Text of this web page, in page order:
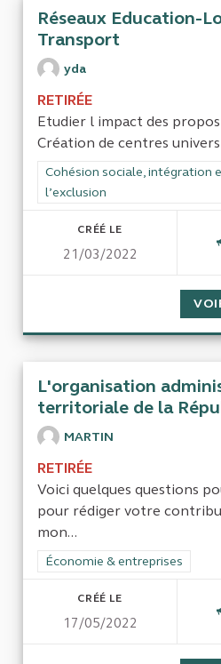
Réseaux Education-
Transport
yda
RETIRÉE
Etudier l impact des
Création de centres
Filtrer les résultats de la
Cohésion sociale, intégration
l’exclusion
CRÉÉ LE
21/03/2022
L'organisation
territoriale de la
MARTIN
RETIRÉE
Voici quelques questions
pour rédiger votre
mon...
Filtrer les résultats de la
Économie & entreprises
CRÉÉ LE
17/05/2022